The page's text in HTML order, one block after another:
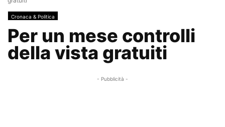
Cronaca & Politica
Per un mese controlli
della vista gratuiti
- Pubblicità -